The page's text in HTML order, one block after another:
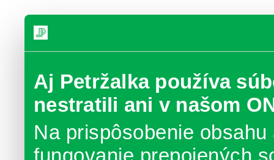
Aj Petržalka používa
nestratili ani v našom
Na prispôsobenie